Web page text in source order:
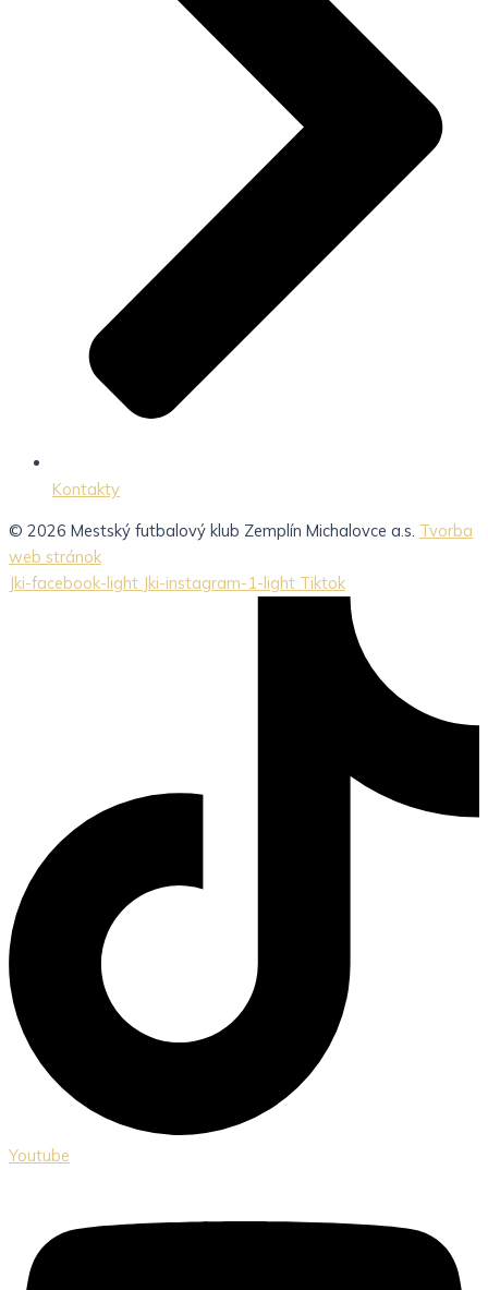
Kontakty
© 2026 Mestský futbalový klub Zemplín Michalovce a.s. Tvorba
web stránok
Jki-facebook-light Jki-instagram-1-light Tiktok
Youtube